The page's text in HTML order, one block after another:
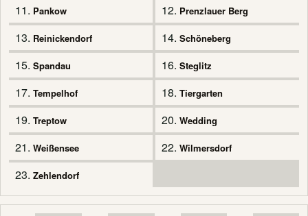
11. Pankow 12. Prenzlauer Berg
13. Reinickendorf 14. Schöneberg
15. Spandau 16. Steglitz
17. Tempelhof 18. Tiergarten
19. Treptow 20. Wedding
21. Weißensee 22. Wilmersdorf
23. Zehlendorf